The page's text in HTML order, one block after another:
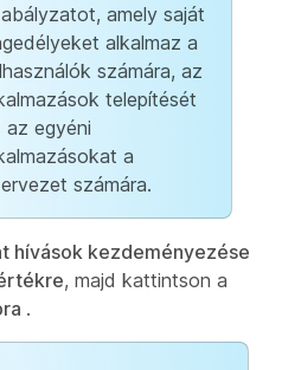
amely saját
alkalmaz a
számára, az
telepítését
az egyéni
a
számára.
hívások kezdeményezése
, majd kattintson a
.